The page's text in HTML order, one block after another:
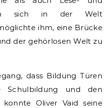
um sich in der Welt
ihm, eine Brücke
der gehörlosen Welt zu
dass Bildung Türen
Schulbildung und den
Oliver Vaid seine